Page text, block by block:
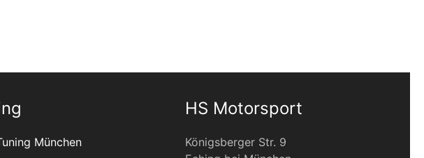
München
HS Motorsport
Königsberger Str. 9